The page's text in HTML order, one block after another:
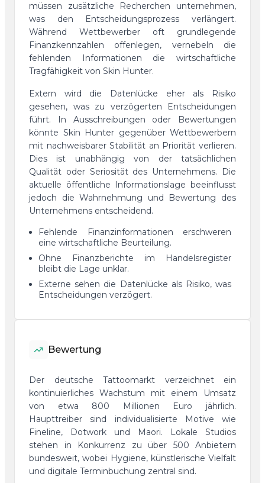
müssen zusätzliche Recherchen unternehmen,
was den Entscheidungsprozess verlängert.
Während Wettbewerber oft grundlegende
Finanzkennzahlen offenlegen, vernebeln die
fehlenden Informationen die wirtschaftliche
Tragfähigkeit von Skin Hunter.
Extern wird die Datenlücke eher als Risiko
gesehen, was zu verzögerten Entscheidungen
führt. In Ausschreibungen oder Bewertungen
könnte Skin Hunter gegenüber Wettbewerbern
mit nachweisbarer Stabilität an Priorität verlieren.
Dies ist unabhängig von der tatsächlichen
Qualität oder Seriosität des Unternehmens. Die
aktuelle öffentliche Informationslage beeinflusst
jedoch die Wahrnehmung und Bewertung des
Unternehmens entscheidend.
Fehlende Finanzinformationen erschweren
eine wirtschaftliche Beurteilung.
Ohne Finanzberichte im Handelsregister
bleibt die Lage unklar.
Externe sehen die Datenlücke als Risiko, was
Entscheidungen verzögert.
Bewertung
Der deutsche Tattoomarkt verzeichnet ein
kontinuierliches Wachstum mit einem Umsatz
von etwa 800 Millionen Euro jährlich.
Haupttreiber sind individualisierte Motive wie
Fineline, Dotwork und Maori. Lokale Studios
stehen in Konkurrenz zu über 500 Anbietern
bundesweit, wobei Hygiene, künstlerische Vielfalt
und digitale Terminbuchung zentral sind.